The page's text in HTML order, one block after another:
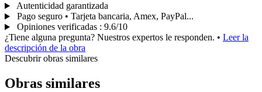
Autenticidad garantizada
Pago seguro • Tarjeta bancaria, Amex, PayPal...
Opiniones verificadas : 9.6/10
¿Tiene alguna pregunta? Nuestros expertos le responden. • Leer la
descripción de la obra
Descubrir obras similares
Obras similares